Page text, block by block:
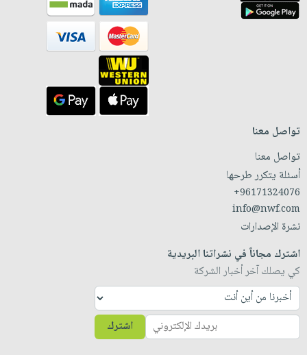
تواصل معنا
تواصل معنا
أسئلة يتكرر طرحها
+96171324076
info@nwf.com
نشرة الإصدارات
اشترك مجاناً في نشراتنا البريدية
كي يصلك آخر أخبار الشركة
اشترك